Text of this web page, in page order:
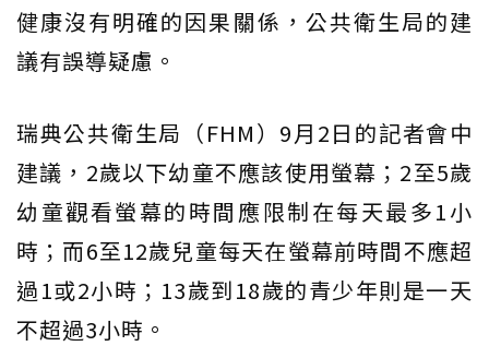
健康沒有明確的因果關係，公共衛生局的建
議有誤導疑慮。
瑞典公共衛生局（FHM）9月2日的記者會中
建議，2歲以下幼童不應該使用螢幕；2至5歲
幼童觀看螢幕的時間應限制在每天最多1小
時；而6至12歲兒童每天在螢幕前時間不應超
過1或2小時；13歲到18歲的青少年則是一天
不超過3小時。